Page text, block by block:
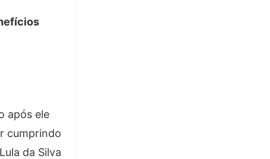
após ele
cumprindo
da Silva